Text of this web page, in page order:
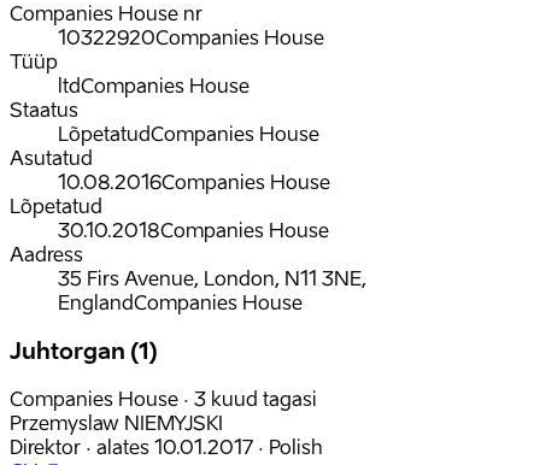
Companies House nr
10322920Companies House
Tüüp
ltdCompanies House
Staatus
LõpetatudCompanies House
Asutatud
10.08.2016Companies House
Lõpetatud
30.10.2018Companies House
Aadress
35 Firs Avenue, London, N11 3NE,
EnglandCompanies House
Juhtorgan (1)
Companies House · 3 kuud tagasi
Przemyslaw NIEMYJSKI
Direktor · alates 10.01.2017 · Polish